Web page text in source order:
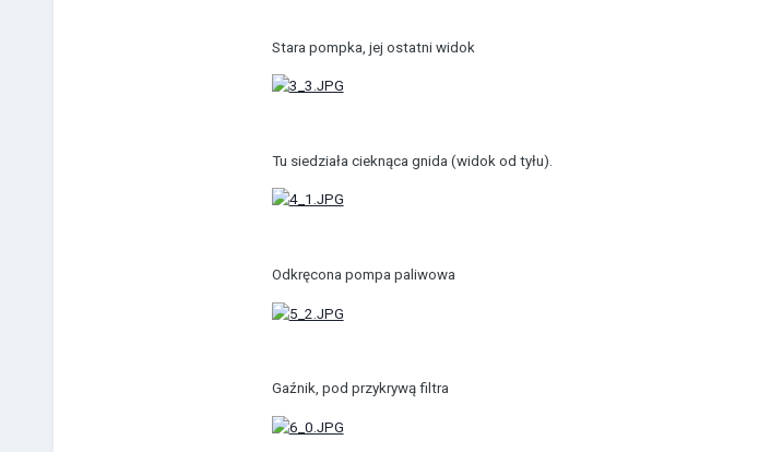
Stara pompka, jej ostatni widok
Tu siedziała cieknąca gnida (widok od tyłu).
Odkręcona pompa paliwowa
Gaźnik, pod przykrywą filtra